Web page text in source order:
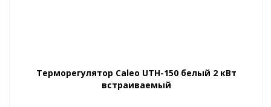
Терморегулятор Caleo UTH-150 белый 2 кВт
встраиваемый